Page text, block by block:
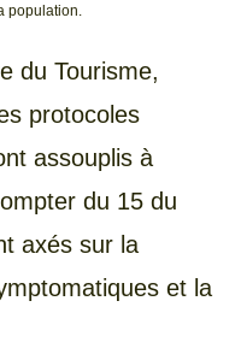
population.
du Tourisme,
protocoles
assouplis à
du 15 du
axés sur la
et la